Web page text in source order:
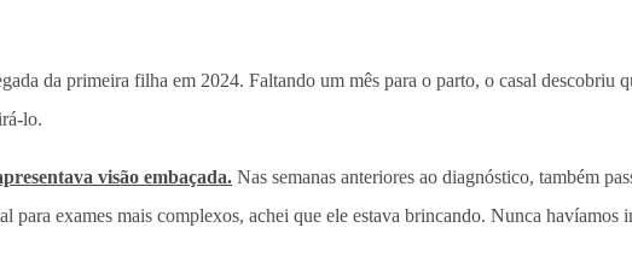
da primeira filha em 2024. Faltando um mês para o parto, o casal descobriu
lo.
visão embaçada. Nas semanas anteriores ao diagnóstico, também
para exames mais complexos, achei que ele estava brincando. Nunca